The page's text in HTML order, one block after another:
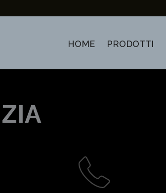
HOME PRODOTTI